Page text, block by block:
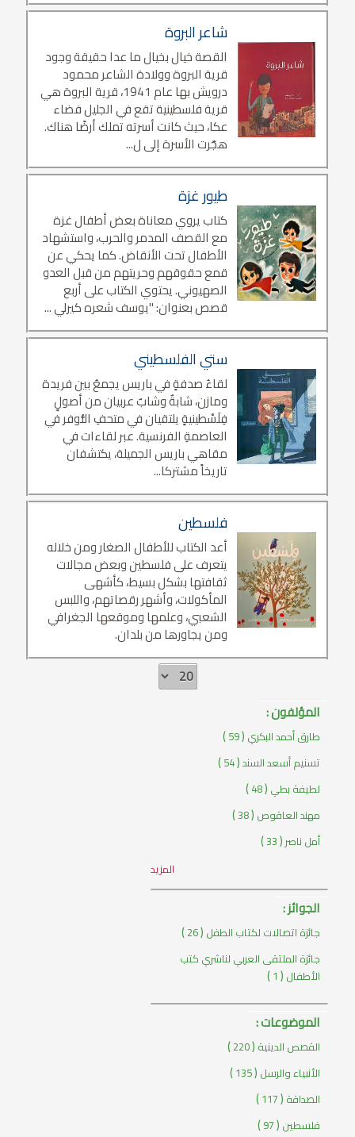
شاعر البروة
القصة خيال بخيال ما عدا حقيقة وجود
قرية البروة وولادة الشاعر محمود
درويش بها عام 1941، قرية البروة هي
قرية فلسطينية تقع في الجليل فضاء
عكا، حيث كانت أسرته تملك أرضًا هناك.
هجّرت الأسرة إلى ل...
طيور غزة
كتاب يروي معاناة بعض أطفال غزة
مع القصف المدمر والحرب، واستشهاد
الأطفال تحت الأنقاض. كما يحكي عن
قمع حقوقهم وحريتهم من قبل العدو
الصهيوني. يحتوي الكتاب على أربع
قصص بعنوان: "يوسف شعره كيرلي ...
ستي الفلسطيني
لقاءُ صدفةٍ في باريس يجمعُ بين فريدة
ومازن، شابةٌ وشابٌ عربيان من أصولٍ
فِلَسْطينيةٍ يلتقيان في متحفِ اللُّوفر في
العاصمةِ الفرنسية. عبر لقاءات في
مقاهي باريس الجميلة، يكتشفان
تاريخاً مشتركا...
فلسطين
أعد الكتاب للأطفال الصغار ومن خلاله
يتعرف على فلسطين وبعض مجالات
ثقافتها بشكل بسيط، كأشهى
المأكولات، وأشهر رقصاتهم، واللبس
الشعبي، وعلمها وموقعها الجغرافي
ومن يجاورها من بلدان.
المؤلفون :
طارق أحمد البكري (
59
)
تسنيم أسعد السند(
54
)
لطيفة بطي (
48
)
مهند العاقوص (
38
)
أمل ناصر (
33
)
المزيد
الجوائز :
جائزة اتصالات لكتاب الطفل (
26
)
جائزة الملتقى العربي لناشري كتب
الأطفال (
1
)
الموضوعات :
القصص الدينية (
220
)
الأنبياء والرسل (
135
)
الصداقة (
117
)
فلسطين (
97
)